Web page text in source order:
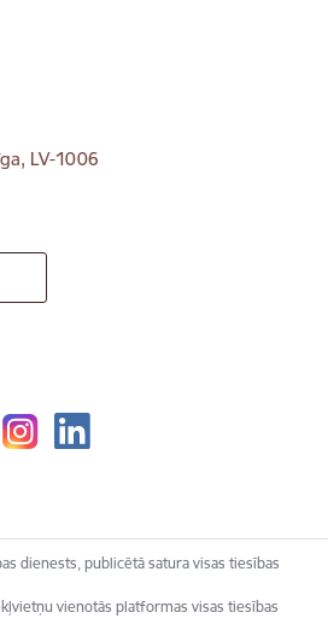
LV-1006
dienests, publicētā satura visas tiesības
vienotās platformas visas tiesības